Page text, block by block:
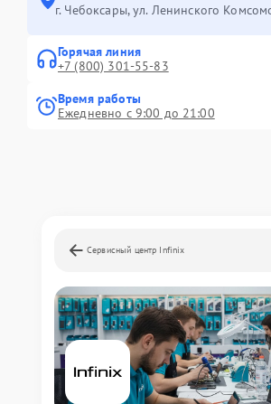
г. Чебоксары, ул. Ленинского
Горячая линия
+7 (800) 301-55-83
Время работы
Ежедневно с 9:00 до 21:00
Сервисный центр Infinix